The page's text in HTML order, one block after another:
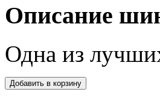
Описание
Одна из